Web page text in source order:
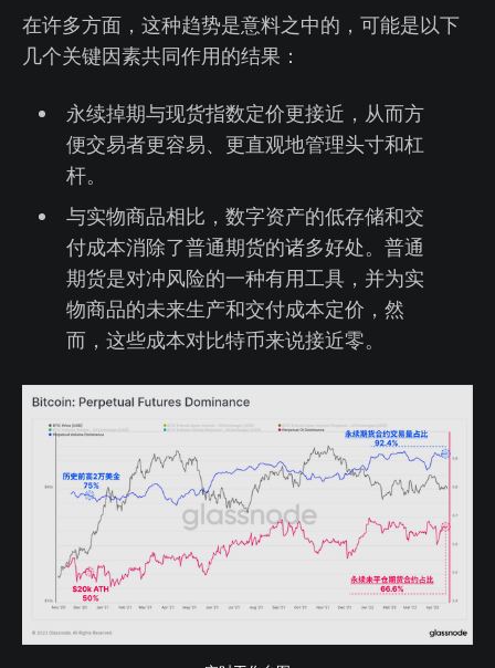
在许多方面，这种趋势是意料之中的，可能是以下
几个关键因素共同作用的结果：
永续掉期与现货指数定价更接近，从而方
便交易者更容易、更直观地管理头寸和杠
杆。
与实物商品相比，数字资产的低存储和交
付成本消除了普通期货的诸多好处。普通
期货是对冲风险的一种有用工具，并为实
物商品的未来生产和交付成本定价，然
而，这些成本对比特币来说接近零。